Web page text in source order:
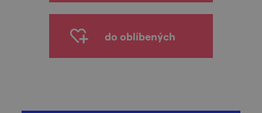
do oblíbených